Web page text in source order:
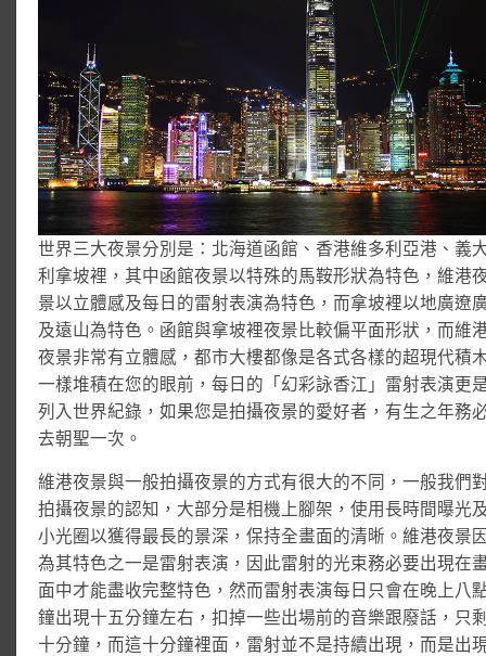
世界三大夜景分別是：北海道函館、香港維多利亞港、義
利拿坡裡，其中函館夜景以特殊的馬鞍形狀為特色，維港
景以立體感及每日的雷射表演為特色，而拿坡裡以地廣遼
及遠山為特色。函館與拿坡裡夜景比較偏平面形狀，而維
夜景非常有立體感，都市大樓都像是各式各樣的超現代積
一樣堆積在您的眼前，每日的「幻彩詠香江」雷射表演更
列入世界紀錄，如果您是拍攝夜景的愛好者，有生之年務
去朝聖一次。
維港夜景與一般拍攝夜景的方式有很大的不同，一般我們
拍攝夜景的認知，大部分是相機上腳架，使用長時間曝光
小光圈以獲得最長的景深，保持全畫面的清晰。維港夜景
為其特色之一是雷射表演，因此雷射的光束務必要出現在
面中才能盡收完整特色，然而雷射表演每日只會在晚上八
鐘出現十五分鐘左右，扣掉一些出場前的音樂跟廢話，只
十分鐘，而這十分鐘裡面，雷射並不是持續出現，而是出